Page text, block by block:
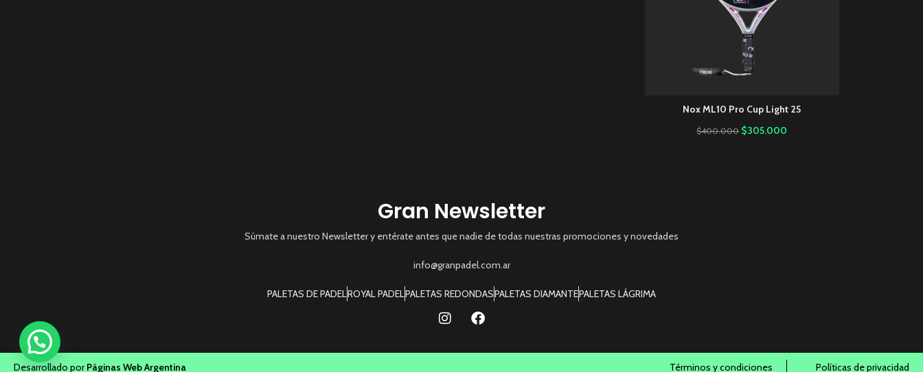
Nox ML10 Pro Cup Light 25
$400.000 $305.000
Gran Newsletter
Súmate a nuestro Newsletter y entérate antes que nadie de todas nuestras promociones y novedades
info@granpadel.com.ar
PALETAS DE PADELROYAL PADELPALETAS REDONDASPALETAS DIAMANTEPALETAS LÁGRIMA
Desarrollado porPáginas Web Argentina Términos y condiciones Políticas de privacidad